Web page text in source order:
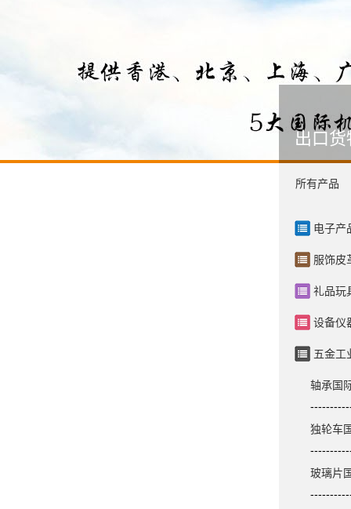
出口货
所有产品
电子产
服饰皮
礼品玩
设备仪
五金工
轴承国
独轮车
玻璃片